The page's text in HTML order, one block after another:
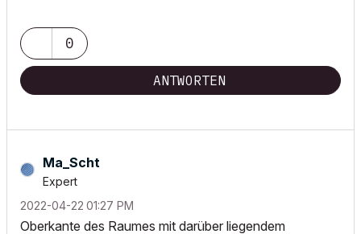
0
ANTWORTEN
Ma_Scht
Expert
‎2022-04-22 01:27 PM
Oberkante des Raumes mit darüber liegendem